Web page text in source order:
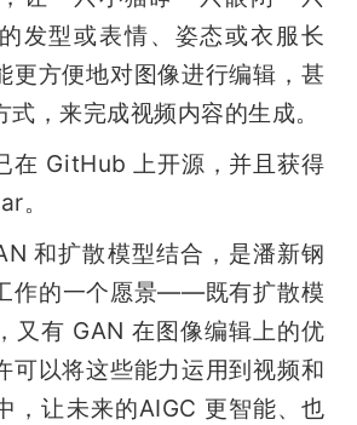
发型或表情、姿态或衣服长
更方便地对图像进行编辑，甚
，来完成视频内容的生成。
在 GitHub 上开源，并且获得
。
和扩散模型结合，是潘新钢
作的一个愿景——既有扩散模
又有 GAN 在图像编辑上的优
可以将这些能力运用到视频和
，让未来的AIGC 更智能、也